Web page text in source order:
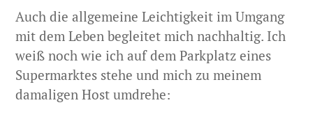
Auch die allgemeine Leichtigkeit im Umgang
mit dem Leben begleitet mich nachhaltig. Ich
weiß noch wie ich auf dem Parkplatz eines
Supermarktes stehe und mich zu meinem
damaligen Host umdrehe: